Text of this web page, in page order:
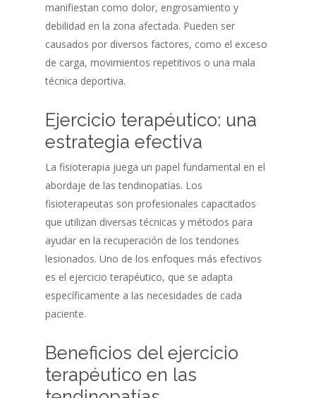
manifiestan como dolor, engrosamiento y
debilidad en la zona afectada. Pueden ser
causados ​​por diversos factores, como el exceso
de carga, movimientos repetitivos o una mala
técnica deportiva.
Ejercicio terapéutico: una
estrategia efectiva
La fisioterapia juega un papel fundamental en el
abordaje de las tendinopatías. Los
fisioterapeutas son profesionales capacitados
que utilizan diversas técnicas y métodos para
ayudar en la recuperación de los tendones
lesionados. Uno de los enfoques más efectivos
es el ejercicio terapéutico, que se adapta
específicamente a las necesidades de cada
paciente.
Beneficios del ejercicio
terapéutico en las